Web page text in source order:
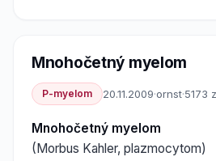
Mnohočetný myelom
P-myelom 20.11.2009·ornst·5173
Mnohočetný myelom
(Morbus Kahler, plazmocytom)